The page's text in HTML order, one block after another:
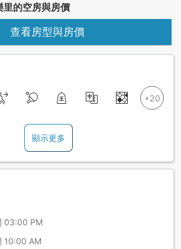
里的空房與房價
查看房型與房價
顯示更多
03:00 PM
10:00 AM